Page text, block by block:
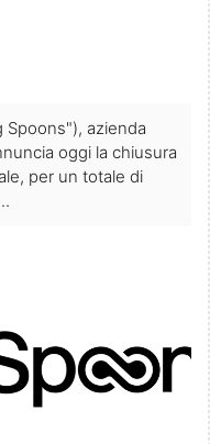
Spoons"), azienda
oggi la chiusura
per un totale di